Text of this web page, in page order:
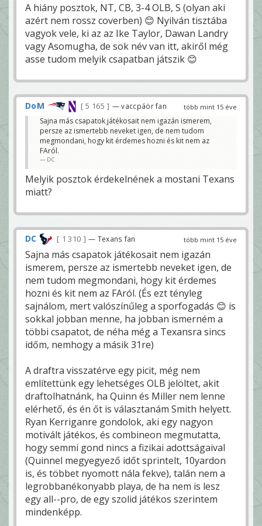
A hiány posztok, NT, CB, 3-4 OLB, S (olyan aki
azért nem rossz coverben) 😊 Nyilván tisztába
vagyok vele, ki az az Ike Taylor, Dawan Landry
vagy Asomugha, de sok név van itt, akiről még
asse tudom melyik csapatban játszik 😊
több mint 15 éve
DoM 5 165 — vaccpáör fan
Sajna más csapatok játékosait nem igazán ismerem,
persze az ismertebb neveket igen, de nem tudom
megmondani, hogy kit érdemes hozni és kit nem az
FAról.
DC
Melyik posztok érdekelnének a mostani Texans
miatt?
több mint 15 éve
DC 1 310 — Texans fan
Sajna más csapatok játékosait nem igazán
ismerem, persze az ismertebb neveket igen, de
nem tudom megmondani, hogy kit érdemes
hozni és kit nem az FAról. (És ezt tényleg
sajnálom, mert valószínűleg a sporfogadás 😊 is
sokkal jobban menne, ha jobban ismerném a
többi csapatot, de néha még a Texansra sincs
időm, nemhogy a másik 31re)
A draftra visszatérve egy picit, még nem
említettünk egy lehetséges OLB jelöltet, akit
draftolhatnánk, ha Quinn és Miller nem lenne
elérhető, és én őt is választanám Smith helyett.
Ryan Kerriganre gondolok, aki egy nagyon
motivált játékos, és combineon megmutatta,
hogy semmi gond nincs a fizikai adottságaival
(Quinnel megyegyező időt sprintelt, 10yardon
is, és többet nyomott nála fekve), talán nem a
legrobbanékonyabb playa, de ha nem is lesz
egy all--pro, de egy szolid játékos szerintem
mindenképp.